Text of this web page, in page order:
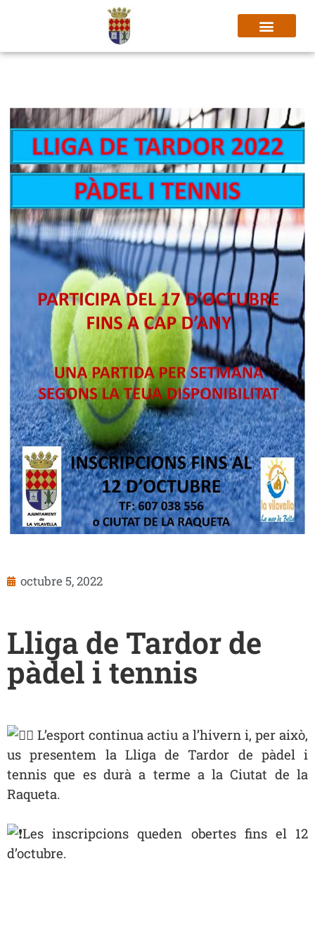
octubre 5, 2022
Lliga de Tardor de
pàdel i tennis
L’esport continua actiu a l’hivern i, per això,
us presentem la Lliga de Tardor de pàdel i
tennis que es durà a terme a la Ciutat de la
Raqueta.
Les inscripcions queden obertes fins el 12
d’octubre.